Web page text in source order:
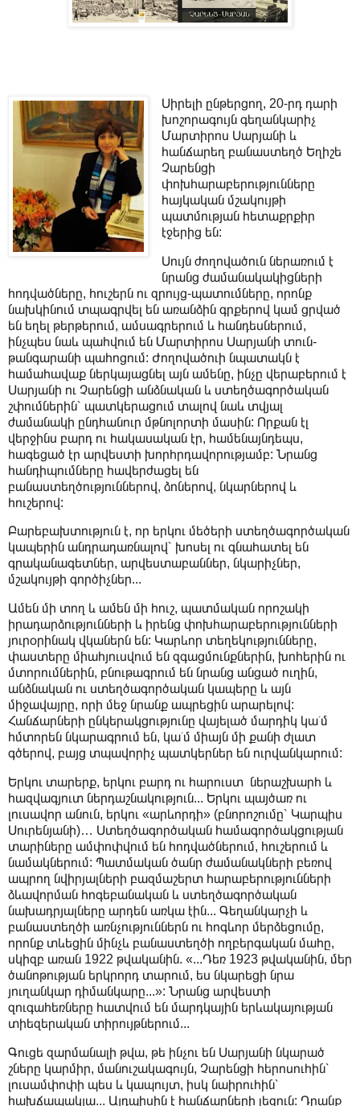
Սիրելի ընթերցող, 20-րդ դարի
խոշորագույն գեղանկարիչ
Մարտիրոս Սարյանի և
հանճարեղ բանաստեղծ Եղիշե
Չարենցի
փոխհարաբերությունները
հայկական մշակույթի
պատմության հետաքրքիր
էջերից են:
Սույն ժողովածուն ներառում է
նրանց ժամանակակիցների
հոդվածները, հուշերն ու զրույց-պատումները, որոնք
նախկինում տպագրվել են առանձին գրքերով կամ ցրված
են եղել թերթերում, ամսագրերում և հանդեսներում,
ինչպես նաև պահվում են Մարտիրոս Սարյանի տուն-
թանգարանի պահոցում: Ժողովածուի նպատակն է
համահավաք ներկայացնել այն ամենը, ինչը վերաբերում է
Սարյանի ու Չարենցի անձնական և ստեղծագործական
շփումներին՝ պատկերացում տալով նաև տվյալ
ժամանակի ընդհանուր մթնոլորտի մասին: Որքան էլ
վերջինս բարդ ու հակասական էր, համենայնդեպս,
հագեցած էր արվեստի խորհրդավորությամբ: Նրանց
հանդիպումները հավերժացել են
բանաստեղծություններով, ձոներով, նկարներով և
հուշերով:
Բարեբախտություն է, որ երկու մեծերի ստեղծագործական
կապերին անդրադառնալով՝ խոսել ու գնահատել են
գրականագետներ, արվեստաբաններ, նկարիչներ,
մշակույթի գործիչներ...
Ամեն մի տող և ամեն մի հուշ, պատմական որոշակի
իրադարձությունների և իրենց փոխհարաբերությունների
յուրօրինակ վկաներն են: Կարևոր տեղեկությունները,
փաստերը միահյուսվում են զգացմունքներին, խոհերին ու
մտորումներին, բնութագրում են նրանց անցած ուղին,
անձնական ու ստեղծագործական կապերը և այն
միջավայրը, որի մեջ նրանք ապրեցին արարելով:
Հանճարների ընկերակցությունը վայելած մարդիկ կա՛մ
հմտորեն նկարագրում են, կա՛մ միայն մի քանի ժլատ
գծերով, բայց տպավորիչ պատկերներ են ուրվանկարում:
Երկու տարերք, երկու բարդ ու հարուստ ներաշխարհ և
հազվագյուտ ներդաշնակություն... Երկու պայծառ ու
լուսավոր անուն, երկու «արևորդի» (բնորոշումը՝ Կարպիս
Սուրենյանի)… Ստեղծագործական համագործակցության
տարիները ամփոփվում են հոդվածներում, հուշերում և
նամակներում: Պատմական ծանր ժամանակների բեռով
ապրող նվիրյալների բազմաշերտ հարաբերությունների
ձևավորման հոգեբանական և ստեղծագործական
նախադրյալները արդեն առկա էին... Գեղանկարչի և
բանաստեղծի առնչություններն ու հոգևոր մերձեցումը,
որոնք տևեցին մինչև բանաստեղծի ողբերգական մահը,
սկիզբ առան 1922 թվականին. «...Դեռ 1923 թվականին, մեր
ծանոթության երկրորդ տարում, ես նկարեցի նրա
յուղանկար դիմանկարը...»: Նրանց արվեստի
զուգահեռները հատվում են մարդկային երևակայության
տիեզերական տիրույթներում...
Գուցե զարմանալի թվա, թե ինչու են Սարյանի նկարած
շները կարմիր, մանուշակագույն, Չարենցի հերոսուհին՝
լուսամփոփի պես և կապույտ, իսկ նաիրուհին՝
հախճապակյա... Այդպիսին է հանճարների լեզուն: Դրանք